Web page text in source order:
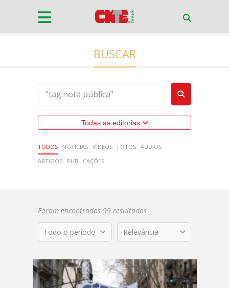
BUSCAR
Todas as editorias
TODOS NOTÍCIAS VÍDEOS FOTOS ÁUDIOS
ARTIGOS
PUBLICAÇÕES
Foram encontrados 99 resultados
Todo o período Relevância